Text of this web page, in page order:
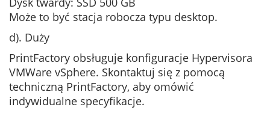
Może to być stacja robocza typu desktop.
d). Duży
PrintFactory obsługuje konfiguracje Hypervisora
VMWare vSphere. Skontaktuj się z pomocą
techniczną PrintFactory, aby omówić
indywidualne specyfikacje.